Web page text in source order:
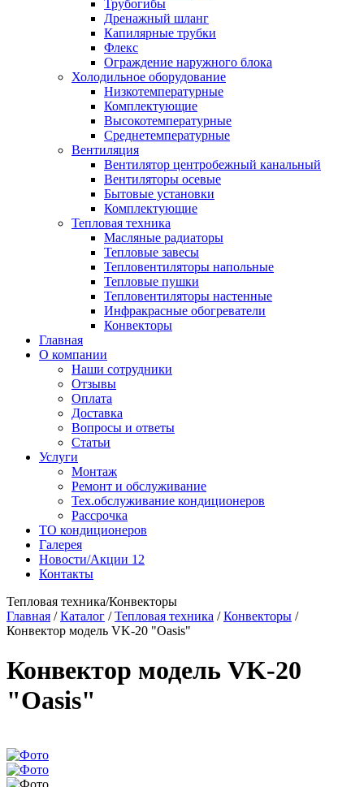
Трубогибы
Дренажный шланг
Капилярные трубки
Флекс
Ограждение наружного блока
Холодильное оборудование
Низкотемпературные
Комплектующие
Высокотемпературные
Среднетемпературные
Вентиляция
Вентилятор центробежный канальный
Вентиляторы осевые
Бытовые установки
Комплектующие
Тепловая техника
Масляные радиаторы
Тепловые завесы
Тепловентиляторы напольные
Тепловые пушки
Тепловентиляторы настенные
Инфракрасные обогреватели
Конвекторы
Главная
О компании
Наши сотрудники
Отзывы
Оплата
Доставка
Вопросы и ответы
Статьи
Услуги
Монтаж
Ремонт и обслуживание
Тех.обслуживание кондиционеров
Рассрочка
ТО кондиционеров
Галерея
Новости/Акции 12
Контакты
Тепловая техника/Конвекторы
Главная /Каталог /Тепловая техника /Конвекторы /
Конвектор модель VK-20 "Oasis"
Конвектор модель VK-20
"Oasis"